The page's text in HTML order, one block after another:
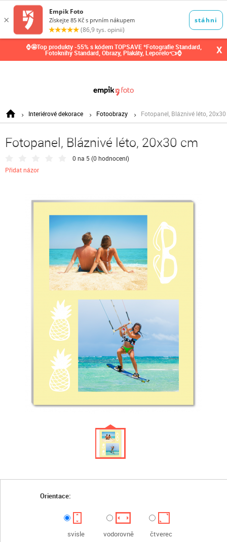
⌚🤩Top produkty -55% s kódem TOPSAVE *Fotografie Standard,
Fotoknihy Standard, Obrazy, Plakáty, Leporelo👈⌚ X
Interiérové dekorace Fotoobrazy Fotopanel, Bláznivé léto,
Fotopanel, Bláznivé léto, 20x30 cm
0 na 5 (0 hodnocení)
Přidat názor
Orientace:
svisle vodorovně čtverec